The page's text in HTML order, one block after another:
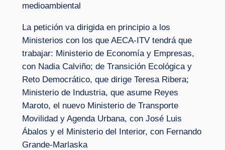
medioambiental
La petición va dirigida en principio a los
Ministerios con los que AECA-ITV tendrá que
trabajar: Ministerio de Economía y Empresas,
con Nadia Calviño; de Transición Ecológica y
Reto Democrático, que dirige Teresa Ribera;
Ministerio de Industria, que asume Reyes
Maroto, el nuevo Ministerio de Transporte
Movilidad y Agenda Urbana, con José Luis
Ábalos y el Ministerio del Interior, con Fernando
Grande-Marlaska